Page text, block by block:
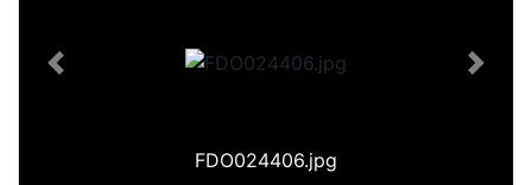
FDO024406.jpg
Previous Next